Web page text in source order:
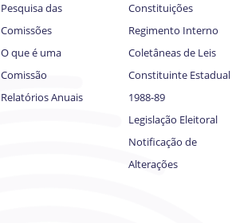
Pesquisa das
Comissões
O que é uma
Comissão
Relatórios Anuais
Constituições
Regimento Interno
Coletâneas de Leis
Constituinte Estadual
1988-89
Legislação Eleitoral
Notificação de
Alterações